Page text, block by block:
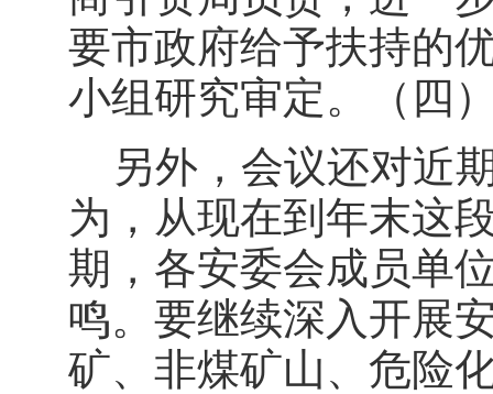
要市政府给予扶持的
小组研究审定。（四
另外，会议还对近
为，从现在到年末这
期，各安委会成员单
鸣。要继续深入开展
矿、非煤矿山、危险